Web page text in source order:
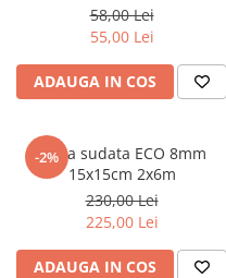
Adezivi placări
Împrejmuire
Panouri bordurate
Plasă gard
Sisteme cofraje
Vopsele spray
Sisteme de nivelare
Canciocuri și mistrii
Driști și gletiere
Șpacluri și mixere
Trafaleți
Pensule
58,00 Lei
55,00 Lei
ADAUGA IN COS
-2%
Plasa sudata ECO 8mm
15x15cm 2x6m
230,00 Lei
225,00 Lei
ADAUGA IN COS